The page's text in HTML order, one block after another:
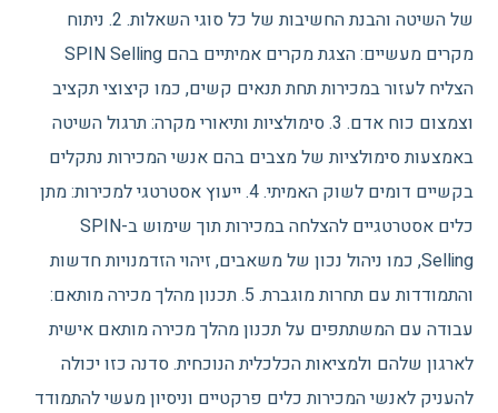
של השיטה והבנת החשיבות של כל סוגי השאלות. 2. ניתוח
מקרים מעשיים: הצגת מקרים אמיתיים בהם SPIN Selling
הצליח לעזור במכירות תחת תנאים קשים, כמו קיצוצי תקציב
וצמצום כוח אדם. 3. סימולציות ותיאורי מקרה: תרגול השיטה
באמצעות סימולציות של מצבים בהם אנשי המכירות נתקלים
בקשיים דומים לשוק האמיתי. 4. ייעוץ אסטרטגי למכירות: מתן
כלים אסטרטגיים להצלחה במכירות תוך שימוש ב-SPIN
Selling, כמו ניהול נכון של משאבים, זיהוי הזדמנויות חדשות
והתמודדות עם תחרות מוגברת. 5. תכנון מהלך מכירה מותאם:
עבודה עם המשתתפים על תכנון מהלך מכירה מותאם אישית
לארגון שלהם ולמציאות הכלכלית הנוכחית. סדנה כזו יכולה
להעניק לאנשי המכירות כלים פרקטיים וניסיון מעשי להתמודד